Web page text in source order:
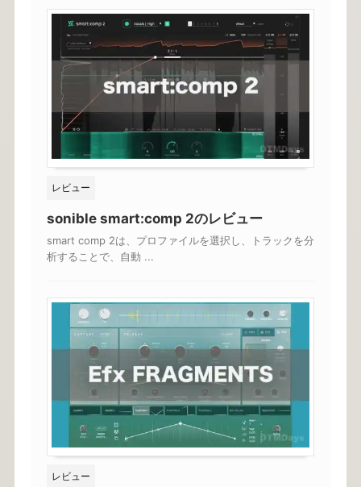
レビュー
sonible smart:comp 2のレビュー
smart comp 2は、プロファイルを選択し、トラックを分
析することで、自動 ...
レビュー